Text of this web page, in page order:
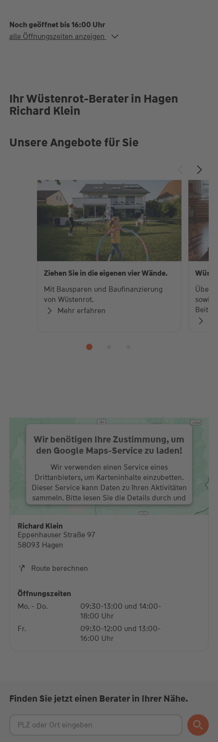
Noch geöffnet bis 16:00 Uhr
Alle Öffnungszeiten
alle Öffnungszeiten anzeigen
Ihr Wüstenrot-Berater in Hagen
Richard Klein
Unsere Angebote für Sie
Ziehen Sie in die eigenen vier Wände.
Mit Bausparen und Baufinanzierung
von Wüstenrot.
Mehr erfahren
Über
sowie
Wir benötigen Ihre Zustimmung, um
den Google Maps-Service zu laden!
Wir verwenden einen Service eines
Drittanbieters, um Karteninhalte einzubetten.
Dieser Service kann Daten zu Ihren Aktivitäten
sammeln. Bitte lesen Sie die Details durch und
stimmen Sie der Nutzung des Service zu, um
diese Karte anzuzeigen.
Mehr Informationen
Richard Klein
Eppenhauser Straße 97
58093 Hagen
Route berechnen
Öffnungszeiten
Mo. - Do.
09:30-13:00 und 14:00-
18:00 Uhr
Fr.
09:30-12:00 und 13:00-
16:00 Uhr
Finden Sie jetzt einen Berater in Ihrer Nähe.